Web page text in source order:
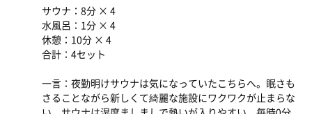
サウナ：8分 × 4
水風呂：1分 × 4
休憩：10分 × 4
合計：4セット
一言：夜勤明けサウナは気になっていたこちらへ。眠さも
さることながら新しくて綺麗な施設にワクワクが止まらな